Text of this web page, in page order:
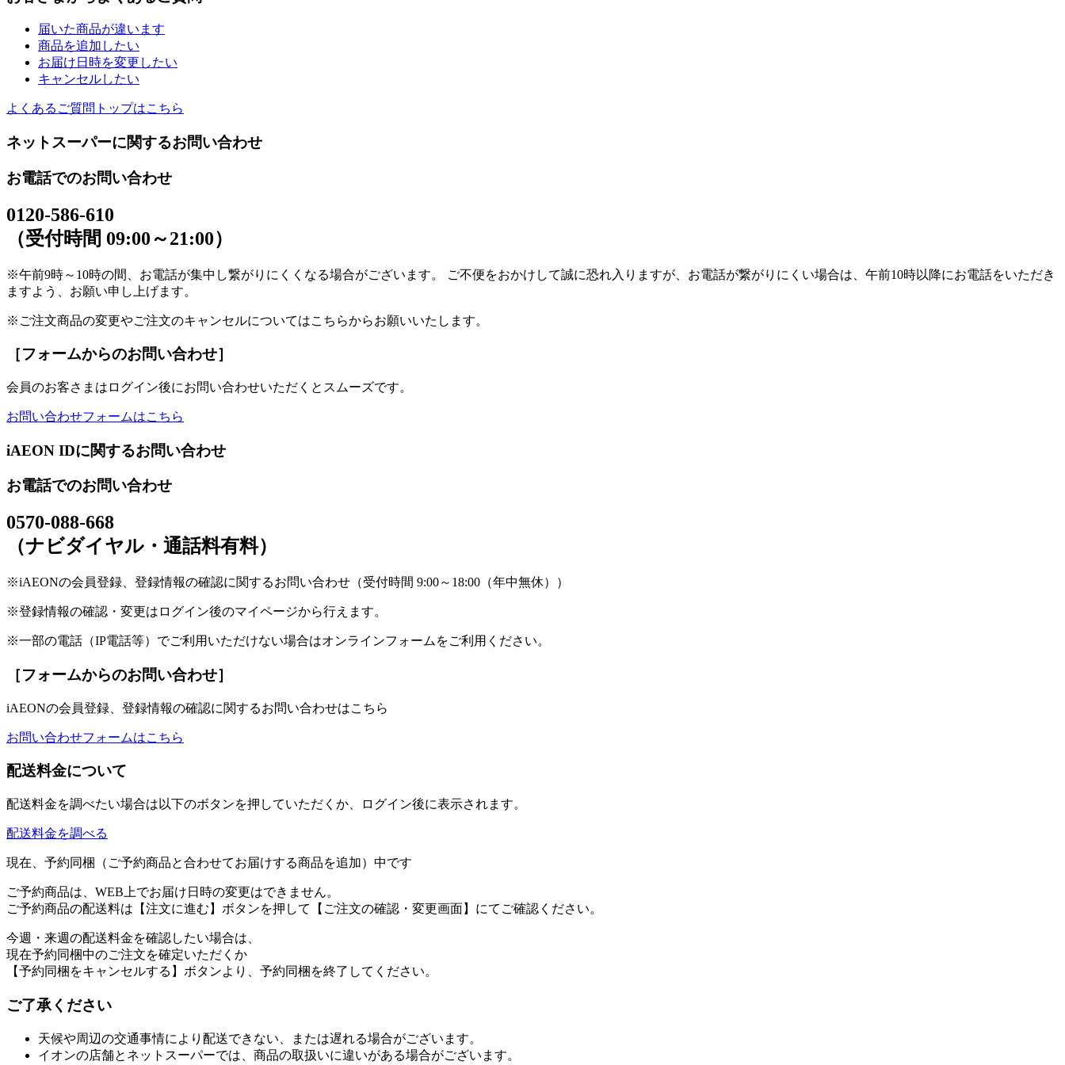
届いた商品が違います
商品を追加したい
お届け日時を変更したい
キャンセルしたい
よくあるご質問トップはこちら
ネットスーパーに関するお問い合わせ
お電話でのお問い合わせ
0120-586-610
（受付時間 09:00～21:00）
※午前9時～10時の間、お電話が集中し繋がりにくくなる場合がございます。 ご不便をおかけして誠に恐れ入りますが、お電話が繋がりにくい場合は、午前10時以降にお電話をいただき
ますよう、お願い申し上げます。
※ご注文商品の変更やご注文のキャンセルについてはこちらからお願いいたします。
［フォームからのお問い合わせ］
会員のお客さまはログイン後にお問い合わせいただくとスムーズです。
お問い合わせフォームはこちら
iAEON IDに関するお問い合わせ
お電話でのお問い合わせ
0570-088-668
（ナビダイヤル・通話料有料）
※iAEONの会員登録、登録情報の確認に関するお問い合わせ（受付時間 9:00～18:00（年中無休））
※登録情報の確認・変更はログイン後のマイページから行えます。
※一部の電話（IP電話等）でご利用いただけない場合はオンラインフォームをご利用ください。
［フォームからのお問い合わせ］
iAEONの会員登録、登録情報の確認に関するお問い合わせはこちら
お問い合わせフォームはこちら
配送料金について
配送料金を調べたい場合は以下のボタンを押していただくか、ログイン後に表示されます。
配送料金を調べる
現在、予約同梱（ご予約商品と合わせてお届けする商品を追加）中です
ご予約商品は、WEB上でお届け日時の変更はできません。
ご予約商品の配送料は【注文に進む】ボタンを押して【ご注文の確認・変更画面】にてご確認ください。
今週・来週の配送料金を確認したい場合は、
現在予約同梱中のご注文を確定いただくか
【予約同梱をキャンセルする】ボタンより、予約同梱を終了してください。
ご了承ください
天候や周辺の交通事情により配送できない、または遅れる場合がございます。
イオンの店舗とネットスーパーでは、商品の取扱いに違いがある場合がございます。